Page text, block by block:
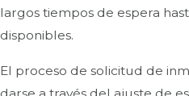
largos tiempos de espera
disponibles.
El proceso de solicitud de